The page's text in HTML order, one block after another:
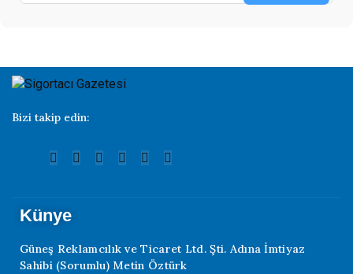
Bizi takip edin:
Künye
Güneş Reklamcılık ve Ticaret Ltd. Şti. Adına İmtiyaz
Sahibi (Sorumlu) Metin Öztürk